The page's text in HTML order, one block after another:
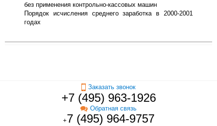
без применения контрольно-кассовых машин
Порядок исчисления среднего заработка в 2000-2001
годах
Заказать звонок
+7 (495) 963-1926
Обратная связь
+7 (495) 964-9757